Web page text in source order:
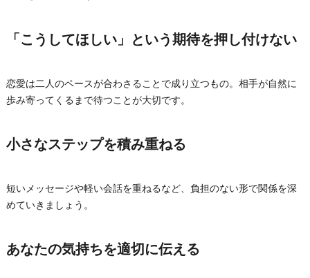
「こうしてほしい」という期待を押し付けない
恋愛は二人のペースが合わさることで成り立つもの。相手が自然に
歩み寄ってくるまで待つことが大切です。
小さなステップを積み重ねる
短いメッセージや軽い会話を重ねるなど、負担のない形で関係を深
めていきましょう。
あなたの気持ちを適切に伝える